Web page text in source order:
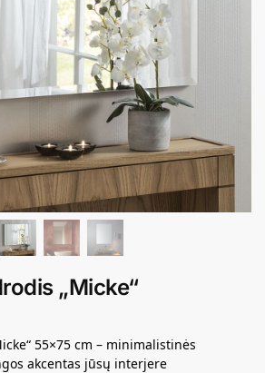
„Micke“
55×75 cm – minimalistinės
akcentas jūsų interjere